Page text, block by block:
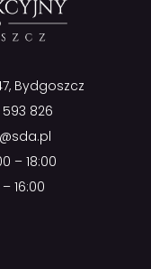
Bydgoszcz
826
– 18:00
16:00